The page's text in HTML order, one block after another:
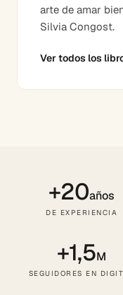
arte de amar
Silvia Congost.
Ver todos los
+20años
DE EXPERIENCIA
+1,5M
SEGUIDORES EN